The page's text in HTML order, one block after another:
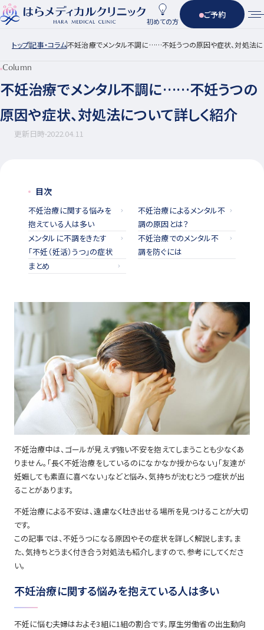
初めての方
ご予約
トップ記事・コラム不妊治療でメンタル不調に……不妊うつの原因や症状、対処法に
Column
不妊治療でメンタル不調に……不妊うつの
原因や症状、対処法について詳しく紹介
更新日時2022.04.11
目次
不妊治療に関する悩みを
抱えている人は多い
不妊治療によるメンタル不
調の原因とは？
メンタルに不調をきたす
「不妊（妊活）うつ」の症状
不妊治療でのメンタル不
調を防ぐには
まとめ
不妊治療中は、ゴールが見えず強い不安を抱えてしまうことも少なくあ
りません。「長く不妊治療をしているのになかなか授からない」「友達が
妊娠しても素直に喜べない」などと悩み、気持ちが沈むとうつ症状が出
ることがあります。
不妊治療による不安は、遠慮なく吐き出せる場所を見つけることが大切
です。
この記事では、不妊うつになる原因やその症状を詳しく解説します。ま
た、気持ちとうまく付き合う対処法も紹介しますので、参考にしてくださ
い。
不妊治療に関する悩みを抱えている人は多い
不妊に悩む夫婦はおよそ3組に1組の割合です。厚生労働省の出生動向